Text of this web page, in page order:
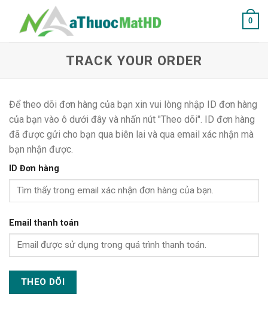
content
0
TRACK YOUR ORDER
Để theo dõi đơn hàng của bạn xin vui lòng nhập ID đơn hàng
của bạn vào ô dưới đây và nhấn nút "Theo dõi". ID đơn hàng
đã được gửi cho bạn qua biên lai và qua email xác nhận mà
bạn nhận được.
ID Đơn hàng
Email thanh toán
THEO DÕI